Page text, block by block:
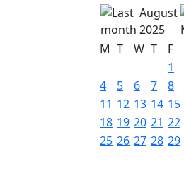
August
2025
M T W T F
1
4
5 6 7 8
11 12 13 14 15
18 19 20 21 22
25 26 27 28 29